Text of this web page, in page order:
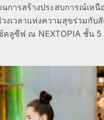
การสร้างประสบการณ์เหนื
เวลาแห่งความสุขร่วมกับ
คลูซีฟ ณ NEXTOPIA ชั้น